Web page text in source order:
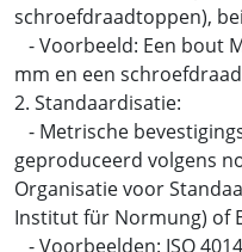
schroefdraadtoppen),
- Voorbeeld: Een bout
mm en een
2. Standaardisatie:
- Metrische
geproduceerd volgens
Organisatie voor
Institut für Normung) of
- Voorbeelden: ISO